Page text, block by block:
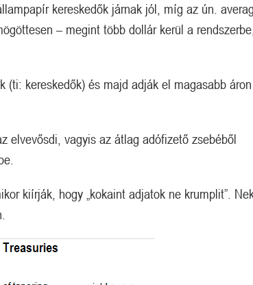
kereskedők járnak jól, míg az ún.
– megint több dollár kerül a
(ti: kereskedők) és majd adják el magasabb
elvevősdi, vagyis az átlag adófizető zsebéből
kiírják, hogy „kokaint adjatok ne krumplit”.